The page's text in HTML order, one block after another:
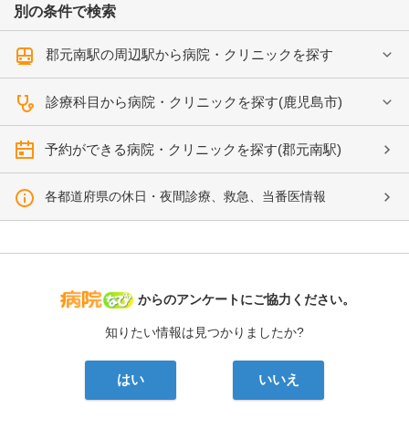
別の条件で検索
郡元南駅の周辺駅から病院・クリニックを探す
診療科目から病院・クリニックを探す(鹿児島市)
予約ができる病院・クリニックを探す(郡元南駅)
各都道府県の休日・夜間診療、救急、当番医情報
病院なび
からのアンケートにご協力ください。
知りたい情報は見つかりましたか?
はい いいえ